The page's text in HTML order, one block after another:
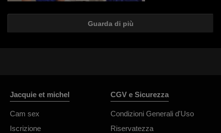
Guarda di più
Jacquie et michel
Cam sex
Iscrizione
CGV e Sicurezza
Condizioni Generali d'Uso
Riservatezza